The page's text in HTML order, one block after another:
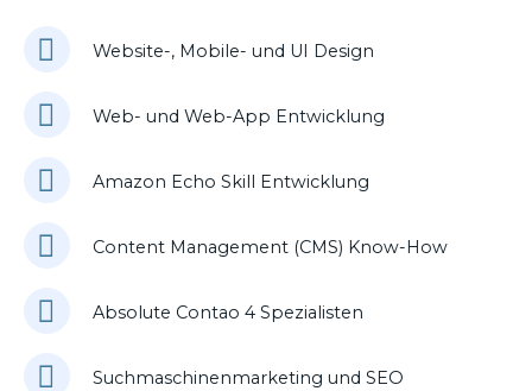
Website-, Mobile- und UI Design
Web- und Web-App Entwicklung
Amazon Echo Skill Entwicklung
Content Management (CMS) Know-How
Absolute Contao 4 Spezialisten
Suchmaschinenmarketing und SEO